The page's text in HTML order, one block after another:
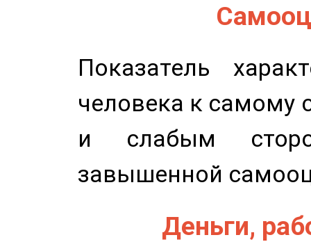
Показатель
человека к самому
и слабым
завышенной
Деньги,